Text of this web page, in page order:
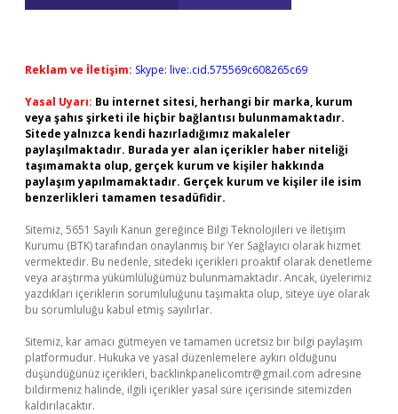
Reklam ve İletişim: Skype: live:.cid.575569c608265c69
Yasal Uyarı: Bu internet sitesi, herhangi bir marka, kurum
veya şahıs şirketi ile hiçbir bağlantısı bulunmamaktadır.
Sitede yalnızca kendi hazırladığımız makaleler
paylaşılmaktadır. Burada yer alan içerikler haber niteliği
taşımamakta olup, gerçek kurum ve kişiler hakkında
paylaşım yapılmamaktadır. Gerçek kurum ve kişiler ile isim
benzerlikleri tamamen tesadüfidir.
Sitemiz, 5651 Sayılı Kanun gereğince Bilgi Teknolojileri ve İletişim
Kurumu (BTK) tarafından onaylanmış bir Yer Sağlayıcı olarak hizmet
vermektedir. Bu nedenle, sitedeki içerikleri proaktif olarak denetleme
veya araştırma yükümlülüğümüz bulunmamaktadır. Ancak, üyelerimiz
yazdıkları içeriklerin sorumluluğunu taşımakta olup, siteye üye olarak
bu sorumluluğu kabul etmiş sayılırlar.
Sitemiz, kar amacı gütmeyen ve tamamen ücretsiz bir bilgi paylaşım
platformudur. Hukuka ve yasal düzenlemelere aykırı olduğunu
düşündüğünüz içerikleri, backlinkpanelicomtr@gmail.com adresine
bildirmeniz halinde, ilgili içerikler yasal süre içerisinde sitemizden
kaldırılacaktır.